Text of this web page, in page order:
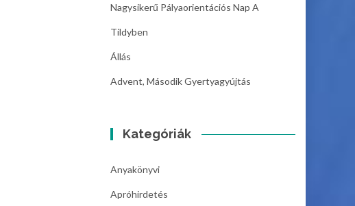
Nagysikerű Pályaorientációs Nap A
Tildyben
Állás
Advent, Második Gyertyagyújtás
Kategóriák
Anyakönyvi
Apróhirdetés